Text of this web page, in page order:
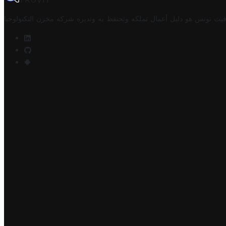
تونس هو دليل أعمال تملكه وتحتفظ به وتديره شركة مخزن التكنولوجيا